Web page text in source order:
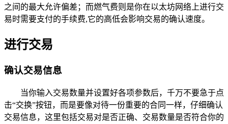
之间的最大允许偏差；而燃气费则是你在以太坊网络上进行交
易时需要支付的手续费,它的高低会影响交易的确认速度。
进行交易
确认交易信息
当你输入交易数量并设置好各项参数后，千万不要急于点
击“交换”按钮，而是要像对待一份重要的合同一样，仔细确认
交易信息，这里包括交易对是否正确、交易数量是否符合你的